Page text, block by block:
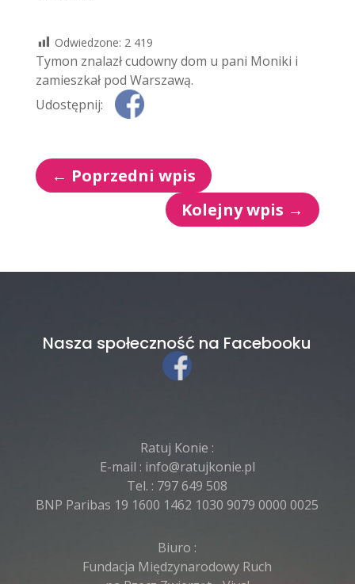
Odwiedzone: 2 419
Tymon znalazł cudowny dom u pani Moniki i
zamieszkał pod Warszawą.
Udostępnij:
← Poprzedni wpis
Kolejny wpis →
Nasza społeczność na Facebooku
Ratuj Konie :
E-mail : info@ratujkonie.pl
Tel. : 797 649 508
BNP Paribas 19 1600 1462 1030 9079 0000 0025
Biuro :
Fundacja Międzynarodowy Ruch